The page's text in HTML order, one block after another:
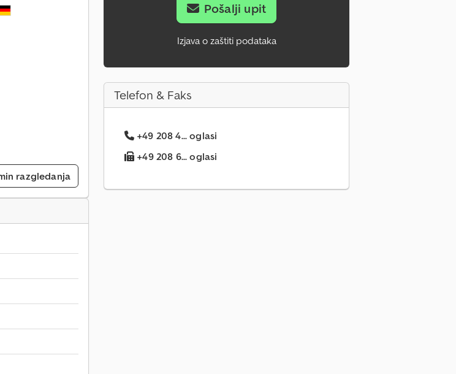
razgledanja
Pošalji upit
Izjava o zaštiti podataka
Telefon & Faks
+49 208 4... oglasi
+49 208 6... oglasi